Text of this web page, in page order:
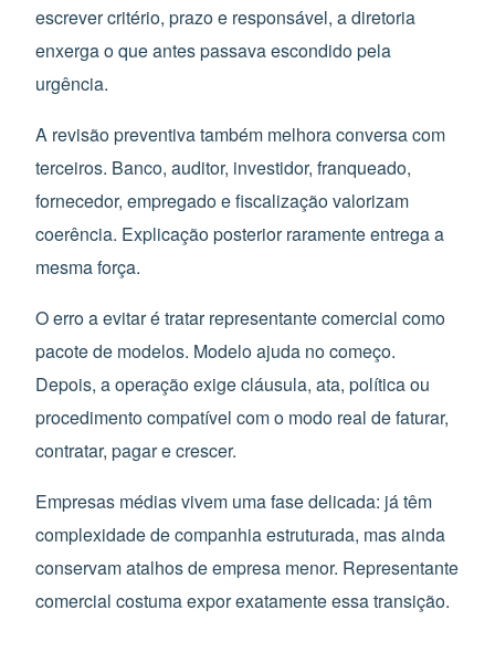
escrever critério, prazo e responsável, a diretoria
enxerga o que antes passava escondido pela
urgência.
A revisão preventiva também melhora conversa com
terceiros. Banco, auditor, investidor, franqueado,
fornecedor, empregado e fiscalização valorizam
coerência. Explicação posterior raramente entrega a
mesma força.
O erro a evitar é tratar representante comercial como
pacote de modelos. Modelo ajuda no começo.
Depois, a operação exige cláusula, ata, política ou
procedimento compatível com o modo real de faturar,
contratar, pagar e crescer.
Empresas médias vivem uma fase delicada: já têm
complexidade de companhia estruturada, mas ainda
conservam atalhos de empresa menor. Representante
comercial costuma expor exatamente essa transição.